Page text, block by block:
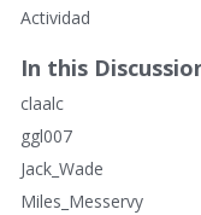
a
c
e
s
r
á
p
Actividad
In this
claalc
ggl007
Jack_Wade
Miles_Messervy